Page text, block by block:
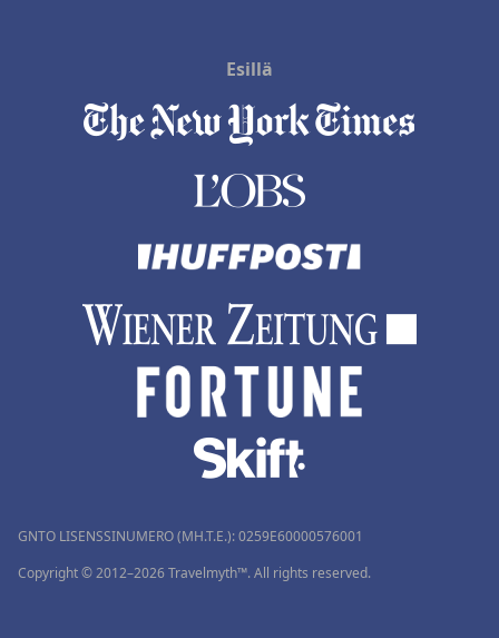
Esillä
GNTO LISENSSINUMERO (MH.T.E.): 0259Ε60000576001
Copyright © 2012–2026 Travelmyth™. All rights reserved.